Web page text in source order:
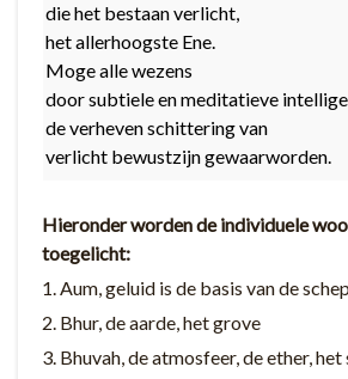
die het bestaan verlicht,
het allerhoogste Ene.
Moge alle wezens
door subtiele en meditatieve
de verheven schittering van
verlicht bewustzijn gewaarworden.
Hieronder worden de individuele
toegelicht:
1. Aum, geluid is de basis van de
2. Bhur, de aarde, het grove
3. Bhuvah, de atmosfeer, de ether,